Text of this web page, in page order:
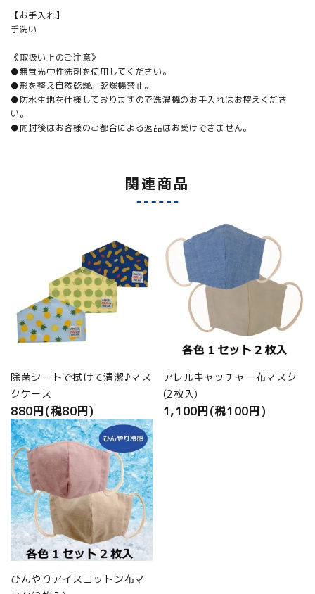
【お手入れ】
手洗い
《取扱い上のご注意》
●無蛍光中性洗剤を使用してください。
●形を整え自然乾燥。乾燥機禁止。
●防水生地を仕様しておりますので洗濯機のお手入れはお控えくださ
い。
●開封後はお客様のご都合による返品はお受けできません。
関連商品
除菌シートで拭けて清潔♪マス
クケース
880円(税80円)
アレルキャッチャー布マスク
(2枚入)
1,100円(税100円)
ひんやりアイスコットン布マ